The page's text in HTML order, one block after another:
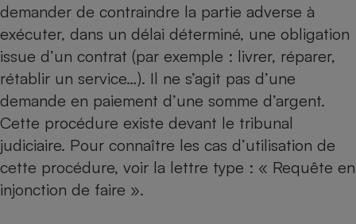
demander de contraindre la partie adverse à
exécuter, dans un délai déterminé, une obligation
issue d’un contrat (par exemple : livrer, réparer,
rétablir un service…). Il ne s’agit pas d’une
demande en paiement d’une somme d’argent.
Cette procédure existe devant le tribunal
judiciaire. Pour connaître les cas d’utilisation de
cette procédure, voir la lettre type : « Requête en
injonction de faire ».